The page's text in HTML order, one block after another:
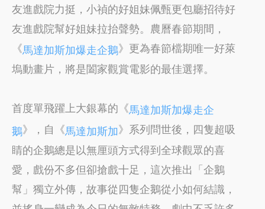
友進戲院力挺，小禎的好姐妹佩甄更包廳招待好
友進戲院幫好姐妹拉抬聲勢。農曆春節期間，
《馬達加斯加爆走企鵝》更為春節檔期唯一好萊
塢動畫片，將是闔家觀賞電影的最佳選擇。
首度單飛躍上大銀幕的《馬達加斯加爆走企
鵝》，自《馬達加斯加》系列問世後，四隻超吸
睛的企鵝總是以無厘頭方式得到全球觀眾的喜
愛，戲份不多但卻搶戲十足，這次推出「企鵝
幫」獨立外傳，故事從四隻企鵝從小如何結識，